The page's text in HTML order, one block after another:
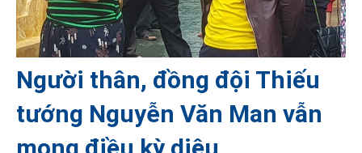
Người thân, đồng đội Thiếu
tướng Nguyễn Văn Man vẫn